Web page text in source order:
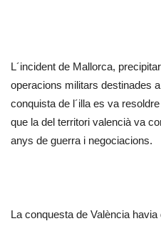
L´incident de Mallorca,
operacions militars destinades
conquista de l´illa es va
que la del territori valencià va
anys de guerra i negociacions.
La conquesta de València